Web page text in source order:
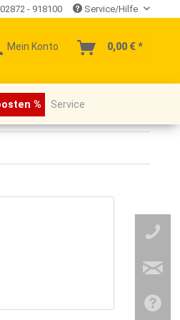
02872 - 918100 Service/Hilfe
Mein Konto 0,00 € *
% Service